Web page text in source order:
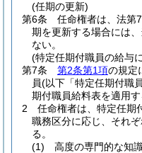
(任期の更新)
第6条
任命権者は、法第
期を更新する場合には
ない。
(特定任期付職員の給与
第7条
第2条第1項の規定
員(以下「特定任期付職
期付職員給料表を適用す
2
任命権者は、特定任期
職務区分に応じ、それ
る。
(1)
高度の専門的な知